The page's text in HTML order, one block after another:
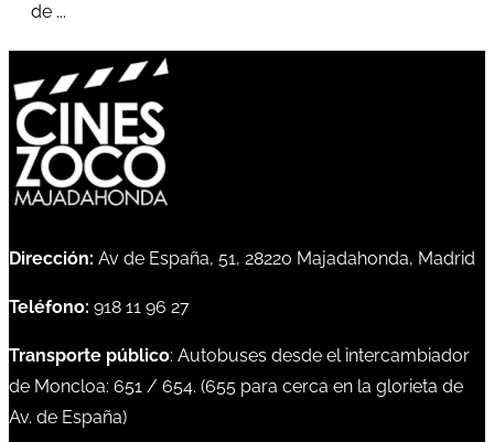
de ...
Dirección: Av de España, 51, 28220 Majadahonda, Madrid
Teléfono: 918 11 96 27
Transporte público: Autobuses desde el intercambiador
de Moncloa: 651 / 654. (655 para cerca en la glorieta de
Av. de España)